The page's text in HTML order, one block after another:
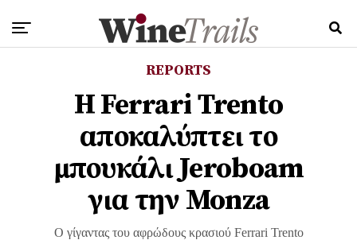
REPORTS
Η Ferrari Trento
αποκαλύπτει το
μπουκάλι Jeroboam
για την Monza
Ο γίγαντας του αφρώδους κρασιού Ferrari Trento